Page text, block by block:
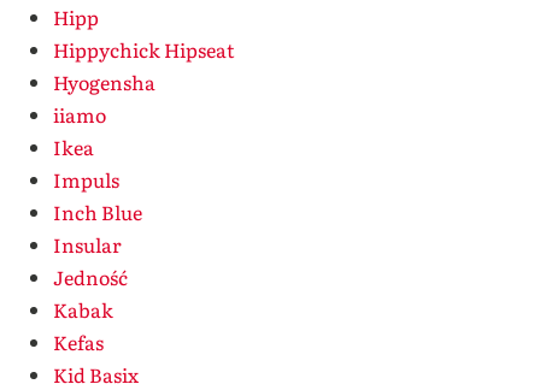
Hipp
Hippychick Hipseat
Hyogensha
iiamo
Ikea
Impuls
Inch Blue
Insular
Jedność
Kabak
Kefas
Kid Basix